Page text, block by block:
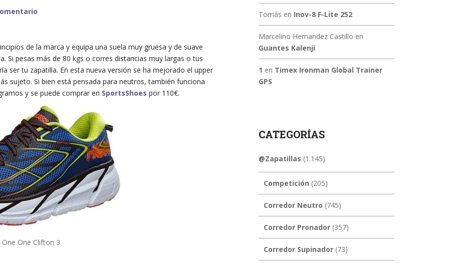
de la marca y equipa una suela muy gruesa y de suave
pesas más de 80 kgs o corres distancias muy largas o tus
ser tu zapatilla. En esta nueva versión se ha mejorado el upper
sujeto. Si bien está pensada para neutros, también funciona
y se puede comprar en SportsShoes por 110€.
One One Clifton 3
Tomás en Inov-8 F-Lite 252
Marcelino Hernandez Castillo en
Guantes Kalenji
1 en Timex Ironman Global Trainer
GPS
CATEGORÍAS
@Zapatillas (1.145)
Competición (205)
Corredor Neutro (745)
Corredor Pronador(357)
Corredor Supinador(73)